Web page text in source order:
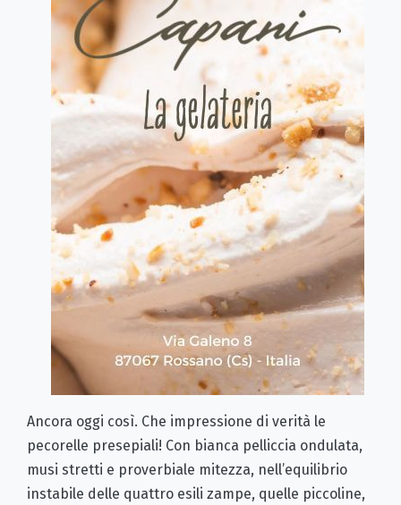
Ancora oggi così. Che impressione di verità le
pecorelle presepiali! Con bianca pelliccia ondulata,
musi stretti e proverbiale mitezza, nell’equilibrio
instabile delle quattro esili zampe, quelle piccoline,